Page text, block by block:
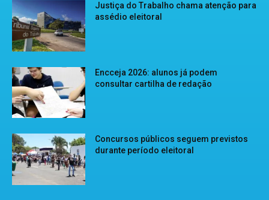
Justiça do Trabalho chama atenção para
assédio eleitoral
Encceja 2026: alunos já podem
consultar cartilha de redação
Concursos públicos seguem previstos
durante período eleitoral